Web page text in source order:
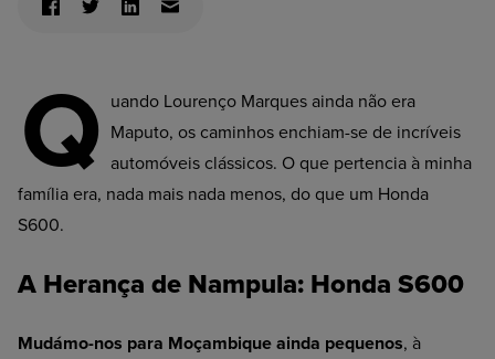
Q uando Lourenço Marques ainda não era
Maputo, os caminhos enchiam-se de incríveis
automóveis clássicos. O que pertencia à minha
família era, nada mais nada menos, do que um Honda
S600.
A Herança de Nampula: Honda S600
Mudámo-nos para Moçambique ainda pequenos, à